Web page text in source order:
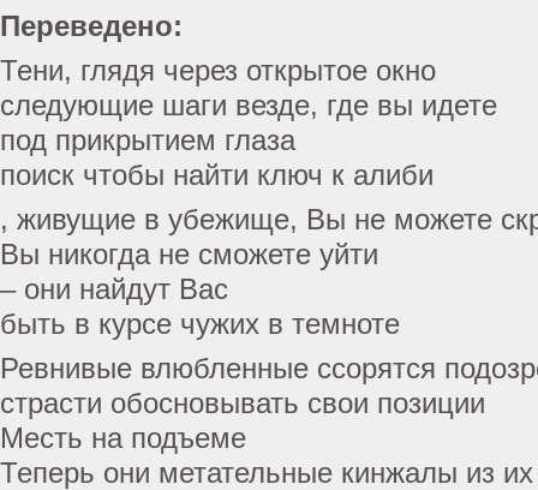
Переведено:
Тени, глядя через открытое окно
следующие шаги везде, где вы идете
под прикрытием глаза
поиск чтобы найти ключ к алиби
, живущие в убежище, Вы не можете
Вы никогда не сможете уйти
– они найдут Вас
быть в курсе чужих в темноте
Ревнивые влюбленные ссорятся
страсти обосновывать свои позиции
Месть на подъеме
Теперь они метательные кинжалы из их